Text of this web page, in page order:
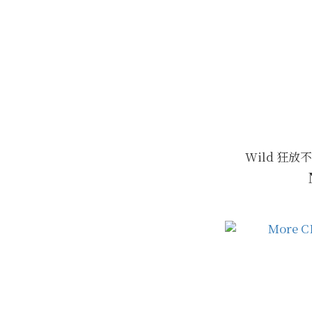
Wild 狂放